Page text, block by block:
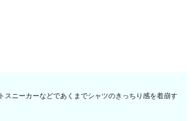
ニーカーなどであくまでシャツのきっちり感を着崩す